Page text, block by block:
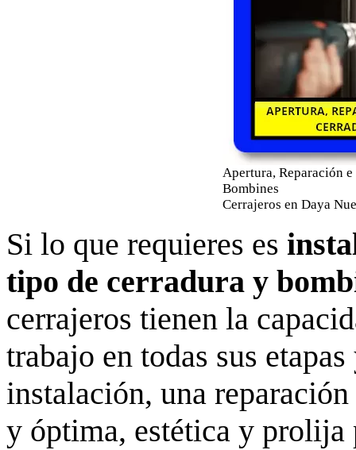
Apertura, Reparación
Bombines
Cerrajeros en Daya
Si lo que requieres es
tipo de cerradura y
cerrajeros tienen la
trabajo en todas sus
instalación, una
y óptima, estética y prolija